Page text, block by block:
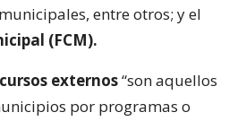
entre otros; y el
(FCM).
externos“son aquellos
por programas o